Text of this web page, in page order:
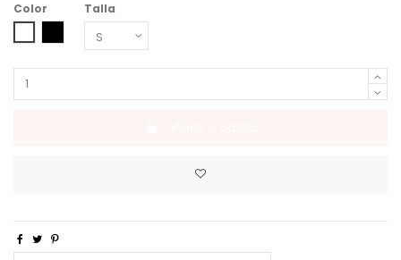
Color
BLANCO NEGRO AA
NEGRO BLANCO AA
Talla